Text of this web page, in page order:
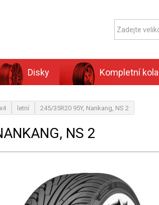
Disky Kompletní kola
letní 245/35R20 95Y, Nankang, NS 2
NS 2